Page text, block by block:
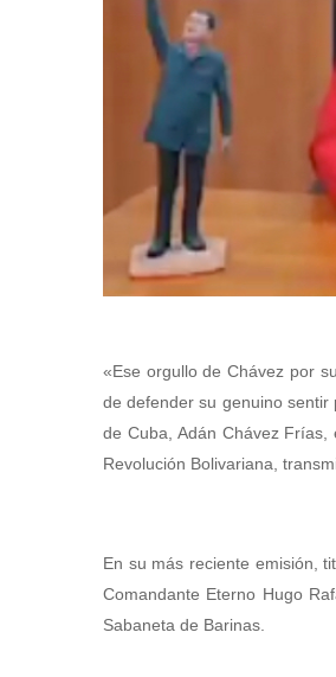
«Ese orgullo de Chávez por
de defender su genuino sentir
de Cuba, Adán Chávez
Revolución Bolivariana,
En su más reciente emisión,
Comandante Eterno Hugo
Sabaneta de Barinas.